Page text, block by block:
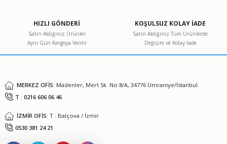
HIZLI GÖNDERİ
Satın Aldığınız Ürünler
Aynı Gün Kargoya Verilir
KOŞULSUZ KOLAY İADE
Satın Aldığınız Tüm Ürünlerde
Değişim ve Kolay İade
MERKEZ OFİS: Madenler, Mert Sk. No:8/A, 34776 Ümraniye/İstanbul
T : 0216 606 06 46
İZMİR OFİS: T : Balçova / İzmir
0530 381 24 21